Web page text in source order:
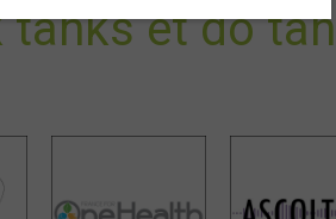
tanks et do